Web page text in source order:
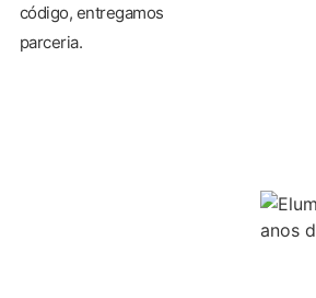
código, entregamos
parceria.